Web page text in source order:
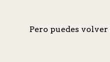
Pero puedes